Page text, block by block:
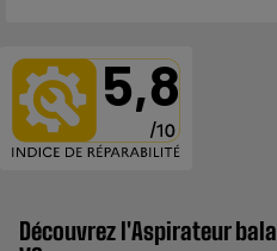
5,8
Découvrez l'Aspirateur balai